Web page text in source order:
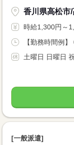
香川県高松市
時給1,300円～
【勤務時間例
土曜日 日曜日
[一般派遣]